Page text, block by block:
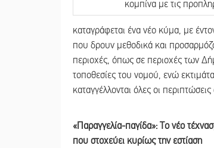
καταγράφεται ένα νέο κύμα, με
που δρουν μεθοδικά και
περιοχές, όπως σε περιοχές των
τοποθεσίες του νομού, ενώ
καταγγέλλονται όλες οι
«Παραγγελία-παγίδα»: Το νέο
που στοχεύει κυρίως την εστίαση